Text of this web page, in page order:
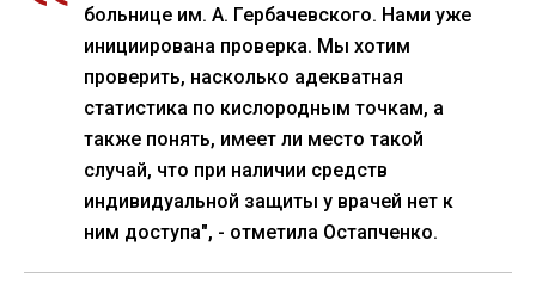
больнице им. А. Гербачевского. Нами уже
инициирована проверка. Мы хотим
проверить, насколько адекватная
статистика по кислородным точкам, а
также понять, имеет ли место такой
случай, что при наличии средств
индивидуальной защиты у врачей нет к
ним доступа", - отметила Остапченко.